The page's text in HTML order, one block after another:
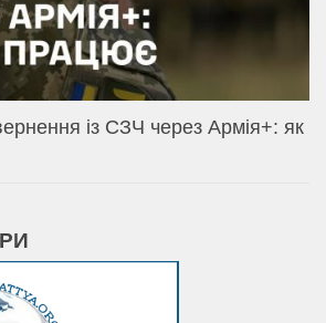
із СЗЧ через Армія+: як